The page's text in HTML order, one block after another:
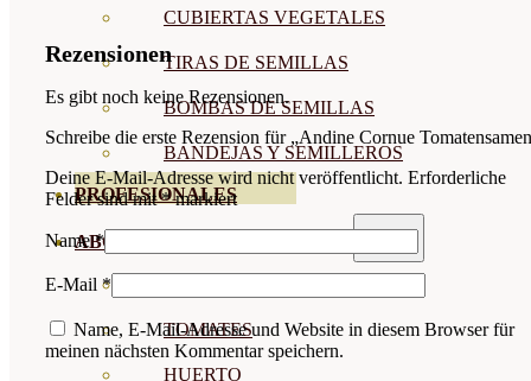
CUBIERTAS VEGETALES
TIRAS DE SEMILLAS
BOMBAS DE SEMILLAS
BANDEJAS Y SEMILLEROS
PROFESIONALES
ABONOS POR CULTIVO
TOMATES
HUERTO
Rezensionen
Es gibt noch keine Rezensionen.
Schreibe die erste Rezension für „Andine Cornue
Deine E-Mail-Adresse wird nicht veröffentlicht. Erforderliche
Felder sind mit*markiert
Name*
E-Mail *
Name, E-Mail-Adresse und Website in diesem Browser für
meinen nächsten Kommentar speichern.